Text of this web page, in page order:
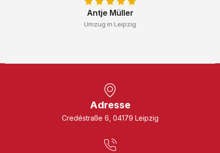
Antje Müller
Umzug in Leipzig
Adresse
Credéstraße 6, 04179 Leipzig